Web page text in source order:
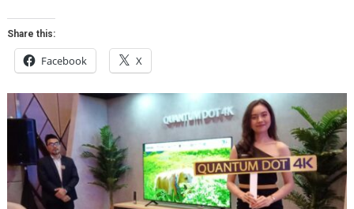
Share this:
Facebook X